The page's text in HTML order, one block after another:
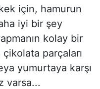
için, hamurun
iyi bir şey
kolay bir
parçaları
yumurtaya karşı
varsa...